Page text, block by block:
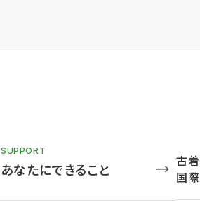
SUPPORT
あなたにできること
古
国際